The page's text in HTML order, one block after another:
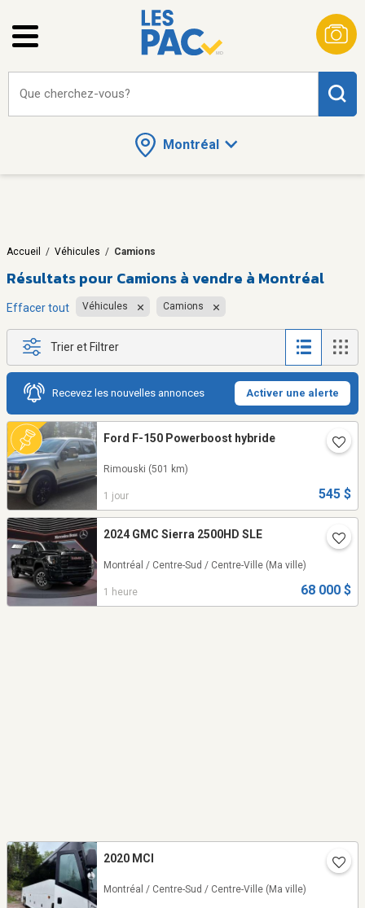
Montréal
Que cherchez-vous?
Accueil / Véhicules / Camions
Résultats pour Camions à vendre à Montréal
Effacer tout Véhicules Camions
Trier et Filtrer
Recevez les nouvelles annonces Activer une alerte
Ford F-150 Powerboost hybride
Rimouski (501 km)
1 jour 545 $
2024 GMC Sierra 2500HD SLE
Montréal / Centre-Sud / Centre-Ville (Ma ville)
1 heure 68 000 $
2020 MCI
Montréal / Centre-Sud / Centre-Ville (Ma ville)